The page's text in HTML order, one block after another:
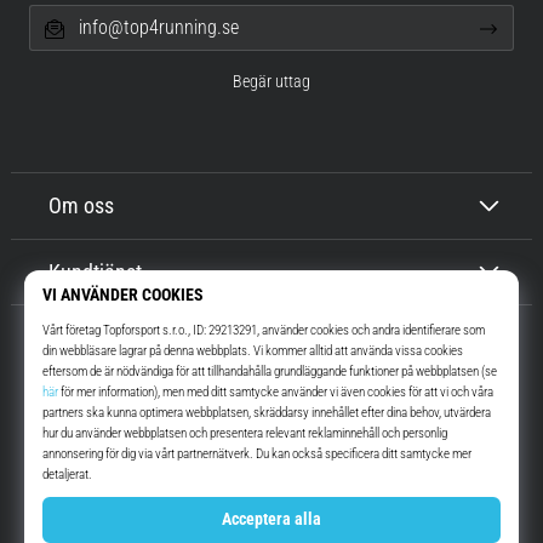
Top4Running.se
I mer än 16 år vi har vi motiverat dig att gå ut och springa. Snabbare. Med
InstagramYouTube
Om oss
Kundtjänst
info@top4running.se
Begär uttag